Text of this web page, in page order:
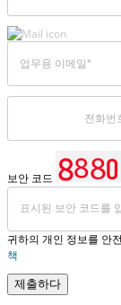
보안 코드
귀하의 개인 정보를 안
책
제출하다